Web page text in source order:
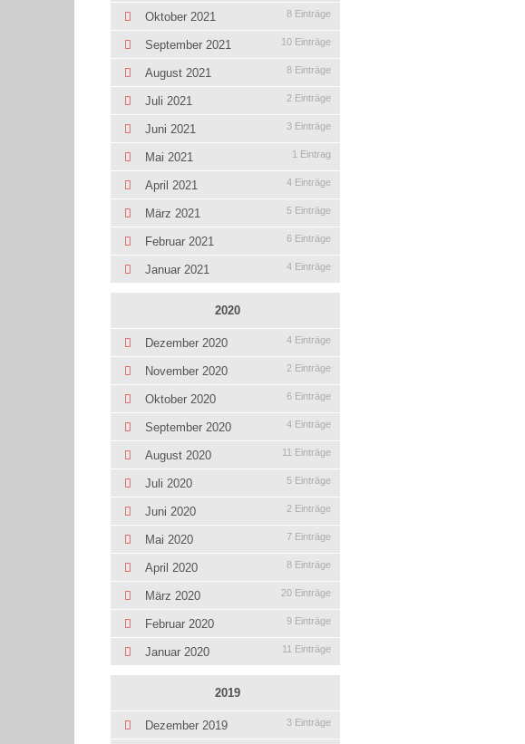
Oktober 2021 8 Einträge
September 2021 10 Einträge
August 2021 8 Einträge
Juli 2021 2 Einträge
Juni 2021 3 Einträge
Mai 2021 1 Eintrag
April 2021 4 Einträge
März 2021 5 Einträge
Februar 2021 6 Einträge
Januar 2021 4 Einträge
2020
Dezember 2020 4 Einträge
November 2020 2 Einträge
Oktober 2020 6 Einträge
September 2020 4 Einträge
August 2020 11 Einträge
Juli 2020 5 Einträge
Juni 2020 2 Einträge
Mai 2020 7 Einträge
April 2020 8 Einträge
März 2020 20 Einträge
Februar 2020 9 Einträge
Januar 2020 11 Einträge
2019
Dezember 2019 3 Einträge